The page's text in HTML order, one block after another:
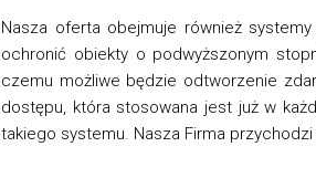
Nasza oferta obejmuje również
ochronić obiekty o podwyższonym
czemu możliwe będzie odtworzenie
dostępu, która stosowana jest już w
takiego systemu. Nasza Firma